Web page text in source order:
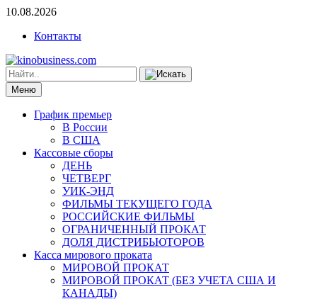
10.08.2026
Контакты
Меню
График премьер
В России
В США
Кассовые сборы
ДЕНЬ
ЧЕТВЕРГ
УИК-ЭНД
ФИЛЬМЫ ТЕКУЩЕГО ГОДА
РОССИЙСКИЕ ФИЛЬМЫ
ОГРАНИЧЕННЫЙ ПРОКАТ
ДОЛЯ ДИСТРИБЬЮТОРОВ
Касса мирового проката
МИРОВОЙ ПРОКАТ
МИРОВОЙ ПРОКАТ (БЕЗ УЧЕТА США И
КАНАДЫ)